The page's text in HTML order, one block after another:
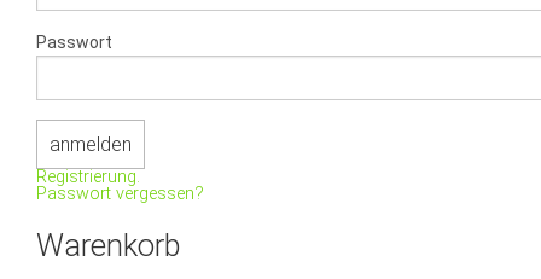
Passwort
Registrierung.
Passwort vergessen?
Warenkorb